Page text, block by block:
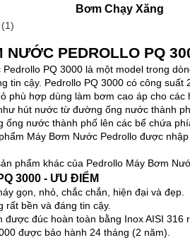
Bơm Chạy Xăng
NƯỚC PEDROLLO PQ
PQ 3000 là một model trong
tin cậy. Pedrollo PQ 3000 có công
phù hợp dùng làm bơm cao áp cho
hút nước từ đường ống nước thành
ống nước thành phố lên các bể chứa
Máy Bơm Nước Pedrollo được
phẩm khác của Pedrollo Máy Bơm
3000 - ƯU ĐIỂM
gọn, nhỏ, chắc chắn, hiện đại và đẹp.
rất bền và đáng tin cậy.
được đúc hoàn toàn bằng Inox AISI 316
được bảo hành 24 tháng (2 năm).